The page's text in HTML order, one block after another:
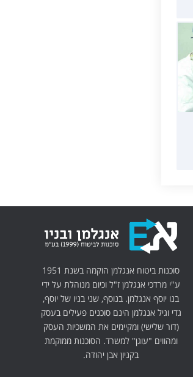
סוכנות ביטוח אנגלמן הוקמה בשנת 1951
ע"י מרדכי אנגלמן ז"ל וכיום מנוהלת על ידי
בנו יוסף אנגלמן. בנוסף, שני בניו של יוסף,
גדי וגיל אנגלמן הינם סוכנים פעילים בעסק
(דור שלישי) ומקיימים את המשכיות העסק
ומהווים "עוגן" למשרד. הסוכנות ממוקמת
בקניון אבן יהודה.